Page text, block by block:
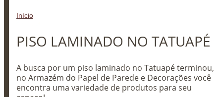
PAREDE
PERSIANAS
TAPETES
PISOS
CONTATO
Início
PISO LAMINADO NO TATUAPÉ
A busca por um piso laminado no Tatuapé terminou,
no Armazém do Papel de Parede e Decorações você
encontra uma variedade de produtos para seu